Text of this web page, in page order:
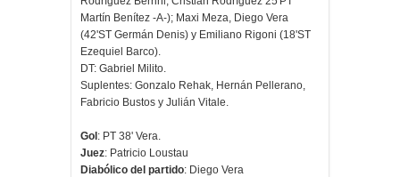
Martín Benítez -A-); Maxi Meza, Diego Vera
(42'ST Germán Denis) y Emiliano Rigoni (18'ST
Ezequiel Barco).
DT: Gabriel Milito.
Suplentes: Gonzalo Rehak, Hernán Pellerano,
Fabricio Bustos y Julián Vitale.
Gol: PT 38' Vera.
Juez: Patricio Loustau
Diabólico del partido: Diego Vera